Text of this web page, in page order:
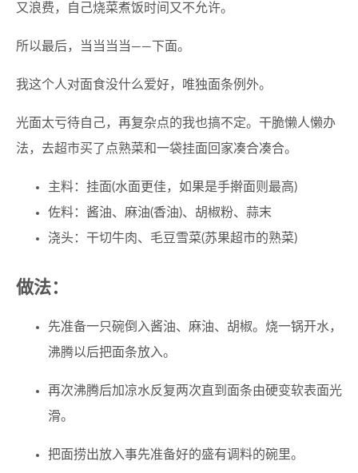
又浪费，自己烧菜煮饭时间又不允许。
所以最后，当当当当——下面。
我这个人对面食没什么爱好，唯独面条例外。
光面太亏待自己，再复杂点的我也搞不定。干脆懒人懒办
法，去超市买了点熟菜和一袋挂面回家凑合凑合。
主料：挂面(水面更佳，如果是手擀面则最高)
佐料：酱油、麻油(香油)、胡椒粉、蒜末
浇头：干切牛肉、毛豆雪菜(苏果超市的熟菜)
做法：
先准备一只碗倒入酱油、麻油、胡椒。烧一锅开水，
沸腾以后把面条放入。
再次沸腾后加凉水反复两次直到面条由硬变软表面光
滑。
把面捞出放入事先准备好的盛有调料的碗里。